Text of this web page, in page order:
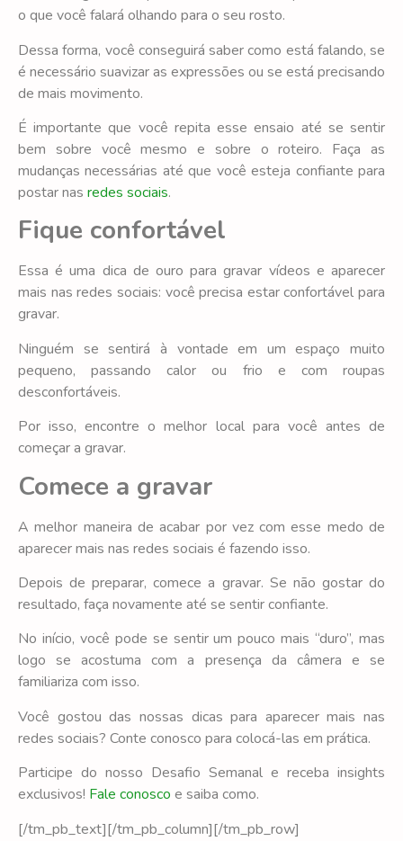
o que você falará olhando para o seu rosto.
Dessa forma, você conseguirá saber como está falando, se
é necessário suavizar as expressões ou se está precisando
de mais movimento.
É importante que você repita esse ensaio até se sentir
bem sobre você mesmo e sobre o roteiro. Faça as
mudanças necessárias até que você esteja confiante para
postar nas redes sociais.
Fique confortável
Essa é uma dica de ouro para gravar vídeos e aparecer
mais nas redes sociais: você precisa estar confortável para
gravar.
Ninguém se sentirá à vontade em um espaço muito
pequeno, passando calor ou frio e com roupas
desconfortáveis.
Por isso, encontre o melhor local para você antes de
começar a gravar.
Comece a gravar
A melhor maneira de acabar por vez com esse medo de
aparecer mais nas redes sociais é fazendo isso.
Depois de preparar, comece a gravar. Se não gostar do
resultado, faça novamente até se sentir confiante.
No início, você pode se sentir um pouco mais “duro”, mas
logo se acostuma com a presença da câmera e se
familiariza com isso.
Você gostou das nossas dicas para aparecer mais nas
redes sociais? Conte conosco para colocá-las em prática.
Participe do nosso Desafio Semanal e receba insights
exclusivos! Fale conosco e saiba como.
[/tm_pb_text][/tm_pb_column][/tm_pb_row]